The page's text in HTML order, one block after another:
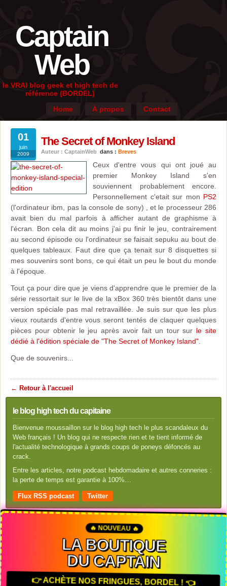
Captain
Web
le VRAI blog geek et high tech de
référence (BORDEL)
Home
À propos Contact
01
juin
2009
The Secret of Monkey Island
Auteur : CaptainWeb dans : Breves
Ceux d'entre vous qui ont joué au
premier Monkey Island s'en
souviennent probablement encore.
Personnellement c'etait sur mon PS2
(l'ordinateur ibm, pas la console de sony) , et le processeur 286
avait bien du mal parfois à afficher autant de graphisme à
l'écran. Bon cela dit au moins j'ai pu finir le jeu, contrairement
au second épisode ou l'ordinateur se faisait sepuku au bout de
quelques tableaux. Faut dire que ça tenait sur 8 disquettes si
mes souvenirs sont bons, ce qui était un peu le bout du monde
à l'époque.
Tout ça pour dire que je viens d'apprendre que le premier de la
série ressortait sur le live de la xBox 360 très bientôt dans une
version spéciale pas mal retravaillée. Je suis sur que les plus
vieux routards d'entre vous seront tentés de claquer quelques
pièces pour obtenir le jeu après avoir fait un tour sur le site
dédié à l'édition spéciale de "The Secret of Monkey Island"
Que de souvenirs...
← Retour à l'accueil
le blog high tech du capitaine
Bienvenue moussaillon sur le blog high tech le plus scandaleux du
Web français ! Un blog qui ne respecte rien et te tient informé de
l'actualité technologique à grands coups de poneys défoncés au
crack.
Entre les articles, notre podcast hebdomadaire et autres conneries :
la perte de temps est garantie à 100%…
Flux RSS podcast Twitter
🔥 NOUVEAU 🔥
LA BOUTIQUE
DU CAPTAIN
👉 ACHÈTE NOS FRINGUES, BORDEL ! 👈